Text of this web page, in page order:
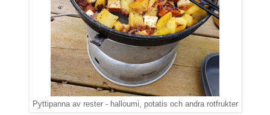
Pyttipanna av rester - halloumi, potatis och andra rotfrukter